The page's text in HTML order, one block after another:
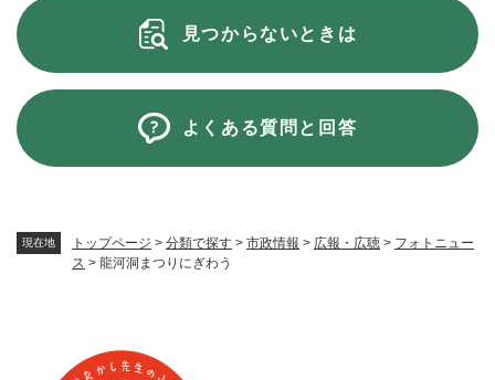
現在地 トップページ > 分類で探す > 市政情報 > 広報・広聴 > フォトニュー
ス > 龍河洞まつりにぎわう
見つからないときは
よくある質問と回答